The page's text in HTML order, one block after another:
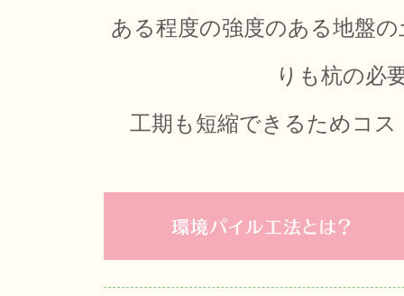
ある程度の強度のある地盤
りも杭の必
工期も短縮できるためコ